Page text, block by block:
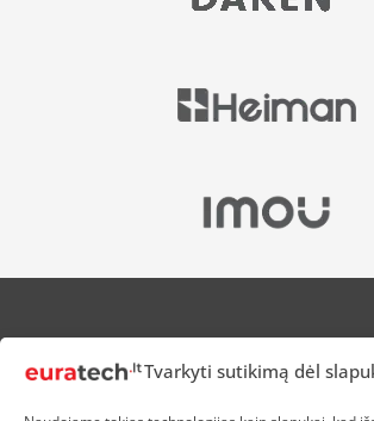
Tvarkyti sutikimą dėl
NUOLAIDOS HEROJAMS